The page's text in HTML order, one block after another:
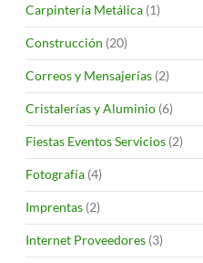
Carpintería Metálica (1)
Construcción (20)
Correos y Mensajerías (2)
Cristalerías y Aluminio (6)
Fiestas Eventos Servicios (2)
Fotografía (4)
Imprentas (2)
Internet Proveedores (3)